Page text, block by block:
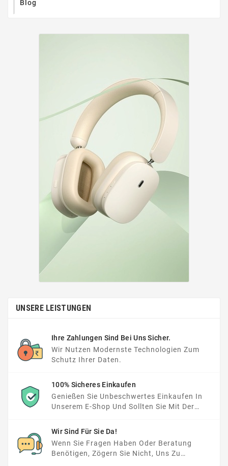
Blog
UNSERE LEISTUNGEN
Ihre Zahlungen Sind Bei Uns Sicher.
Wir Nutzen Modernste Technologien Zum
Schutz Ihrer Daten.
100% Sicheres Einkaufen
Genießen Sie Unbeschwertes Einkaufen In
Unserem E-Shop Und Sollten Sie Mit Der
Rücksendung Der Ware Bei Uns Einfach Und
Wir Sind Für Sie Da!
Wenn Sie Fragen Haben Oder Beratung
Benötigen, Zögern Sie Nicht, Uns Zu